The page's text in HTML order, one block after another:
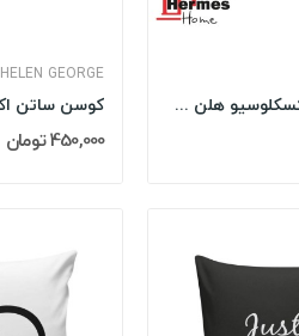
کوسن ساتن اکسکلوسیو هلن جورج HELEN GEORGE مدل:...
HELEN GEORGE
450,000 تومان